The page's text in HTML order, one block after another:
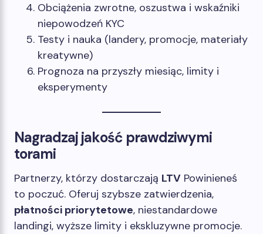
Obciążenia zwrotne, oszustwa i wskaźniki
niepowodzeń KYC
Testy i nauka (landery, promocje, materiały
kreatywne)
Prognoza na przyszły miesiąc, limity i
eksperymenty
Nagradzaj jakość prawdziwymi
torami
Partnerzy, którzy dostarczają LTV Powinieneś
to poczuć. Oferuj szybsze zatwierdzenia,
płatności priorytetowe, niestandardowe
landingi, wyższe limity i ekskluzywne promocje.